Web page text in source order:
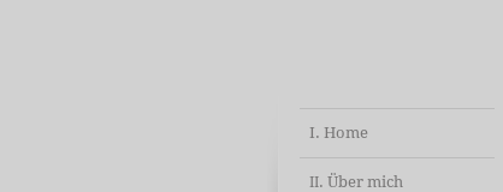
I. Home
II. Über mich